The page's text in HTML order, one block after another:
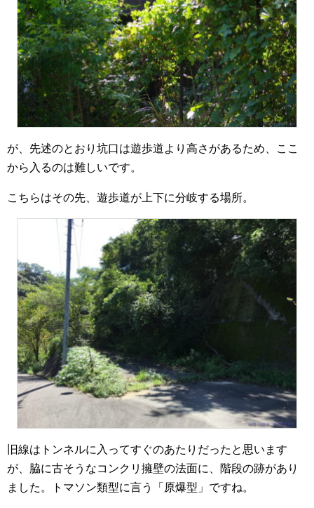
が、先述のとおり坑口は遊歩道より高さがあるため、ここ
から入るのは難しいです。
こちらはその先、遊歩道が上下に分岐する場所。
旧線はトンネルに入ってすぐのあたりだったと思います
が、脇に古そうなコンクリ擁壁の法面に、階段の跡があり
ました。トマソン類型に言う「原爆型」ですね。